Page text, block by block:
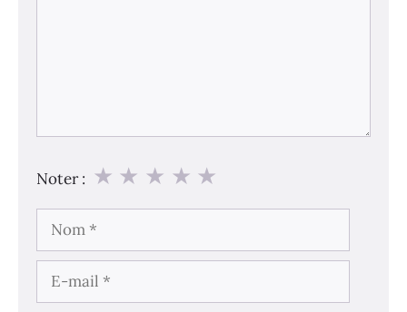
Noter : ★
★
★
★
★
Nom
E-
mail